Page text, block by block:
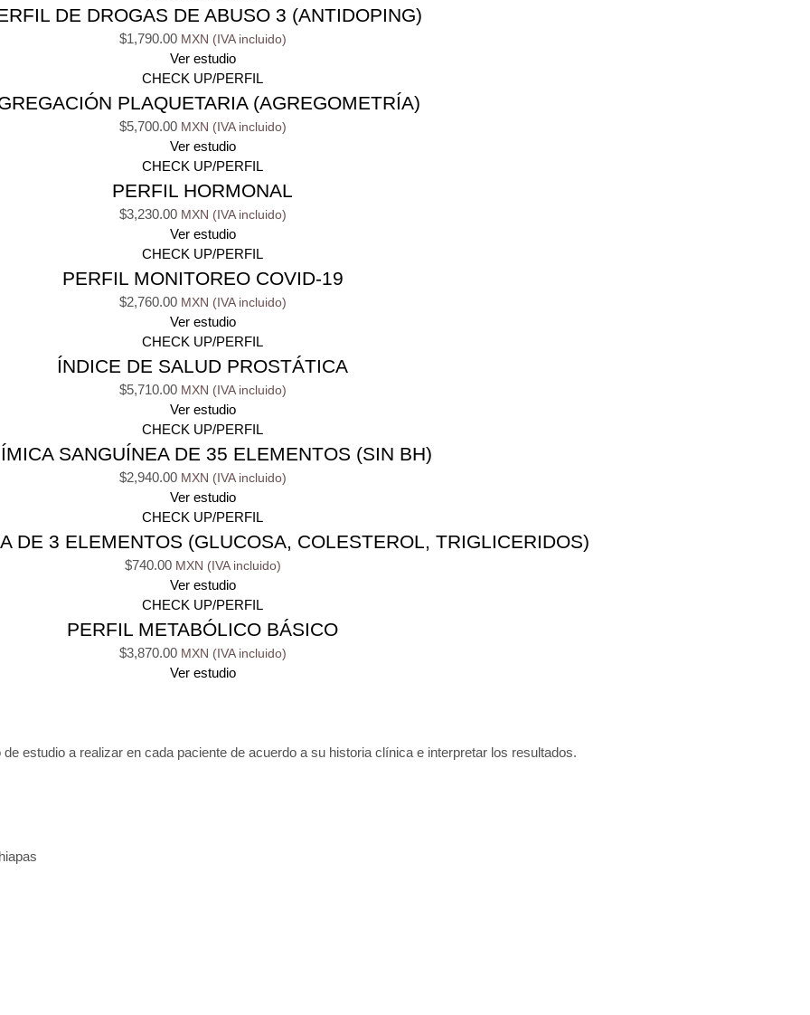
DE DROGAS DE ABUSO 3 (ANTIDOPING)
$1,790.00
Ver estudio
CHECK UP/PERFIL
PLAQUETARIA (AGREGOMETRÍA)
$5,700.00
Ver estudio
CHECK UP/PERFIL
PERFIL HORMONAL
$3,230.00
Ver estudio
CHECK UP/PERFIL
PERFIL MONITOREO COVID-19
$2,760.00
Ver estudio
CHECK UP/PERFIL
ÍNDICE DE SALUD PROSTÁTICA
$5,710.00
Ver estudio
CHECK UP/PERFIL
SANGUÍNEA DE 35 ELEMENTOS (SIN BH)
$2,940.00
Ver estudio
CHECK UP/PERFIL
DE 3 ELEMENTOS (GLUCOSA, COLESTEROL, TRIGLICERIDOS)
$740.00
Ver estudio
CHECK UP/PERFIL
PERFIL METABÓLICO BÁSICO
$3,870.00
Ver estudio
estudio a realizar en cada paciente de acuerdo a su historia clínica e interpretar los resultados.